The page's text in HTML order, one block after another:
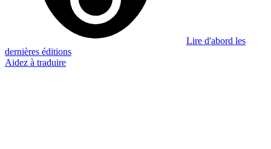
Lire d'abord les
dernières éditions
Aidez à traduire